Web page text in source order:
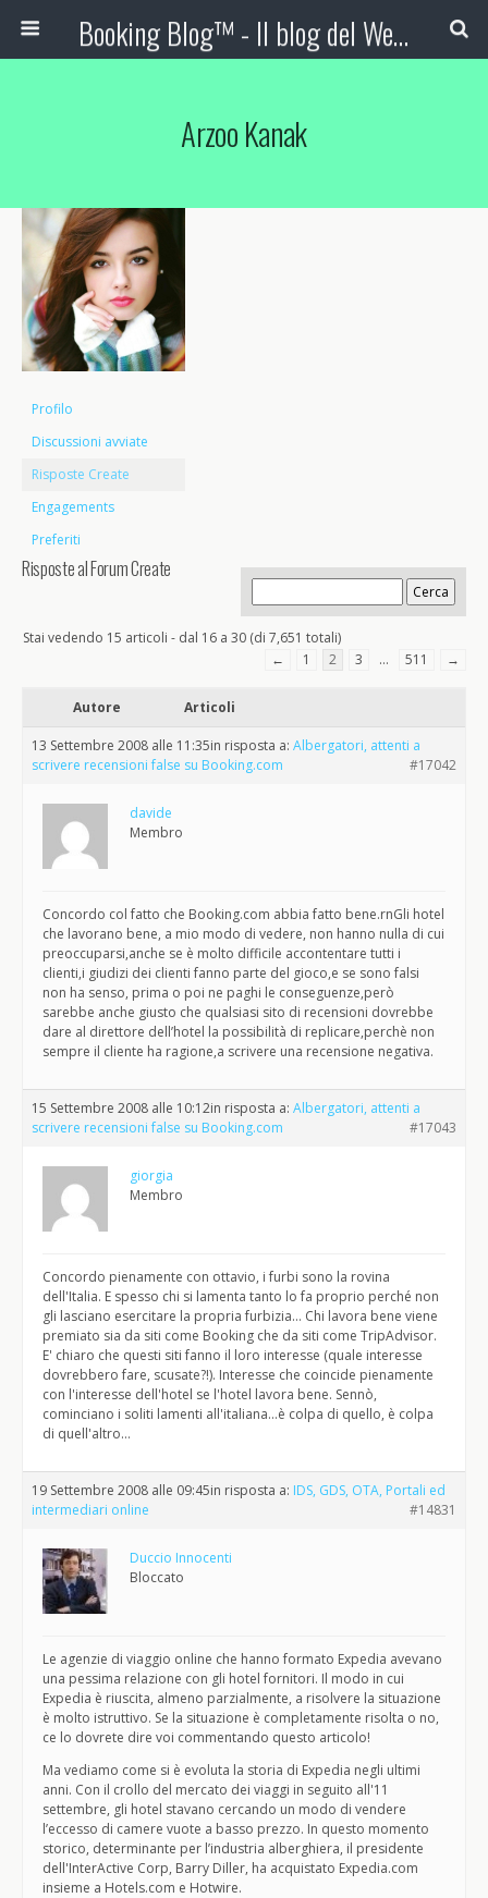
Booking Blog™ - Il blog del Web Marketing Turistico
Arzoo Kanak
Profilo
Discussioni avviate
Risposte Create
Engagements
Preferiti
Risposte al Forum Create
Stai vedendo 15 articoli - dal 16 a 30 (di 7,651 totali)
←
1 2 3 … 511 →
Autore Articoli
13 Settembre 2008 alle 11:35in risposta a: Albergatori, attenti a
scrivere recensioni false su Booking.com
#17042
davide
Membro
Concordo col fatto che Booking.com abbia fatto bene.rnGli hotel
che lavorano bene, a mio modo di vedere, non hanno nulla di cui
preoccuparsi,anche se è molto difficile accontentare tutti i
clienti,i giudizi dei clienti fanno parte del gioco,e se sono falsi
non ha senso, prima o poi ne paghi le conseguenze,però
sarebbe anche giusto che qualsiasi sito di recensioni dovrebbe
dare al direttore dell’hotel la possibilità di replicare,perchè non
sempre il cliente ha ragione,a scrivere una recensione negativa.
15 Settembre 2008 alle 10:12in risposta a: Albergatori, attenti a
scrivere recensioni false su Booking.com
#17043
giorgia
Membro
Concordo pienamente con ottavio, i furbi sono la rovina
dell'Italia. E spesso chi si lamenta tanto lo fa proprio perché non
gli lasciano esercitare la propria furbizia… Chi lavora bene viene
premiato sia da siti come Booking che da siti come TripAdvisor.
E' chiaro che questi siti fanno il loro interesse (quale interesse
dovrebbero fare, scusate?!). Interesse che coincide pienamente
con l'interesse dell'hotel se l'hotel lavora bene. Sennò,
cominciano i soliti lamenti all'italiana…è colpa di quello, è colpa
di quell'altro…
19 Settembre 2008 alle 09:45in risposta a: IDS, GDS, OTA, Portali ed
intermediari online
#14831
Duccio Innocenti
Bloccato
Le agenzie di viaggio online che hanno formato Expedia avevano
una pessima relazione con gli hotel fornitori. Il modo in cui
Expedia è riuscita, almeno parzialmente, a risolvere la situazione
è molto istruttivo. Se la situazione è completamente risolta o no,
ce lo dovrete dire voi commentando questo articolo!
Ma vediamo come si è evoluta la storia di Expedia negli ultimi
anni. Con il crollo del mercato dei viaggi in seguito all'11
settembre, gli hotel stavano cercando un modo di vendere
l’eccesso di camere vuote a basso prezzo. In questo momento
storico, determinante per l’industria alberghiera, il presidente
dell'InterActive Corp, Barry Diller, ha acquistato Expedia.com
insieme a Hotels.com e Hotwire.